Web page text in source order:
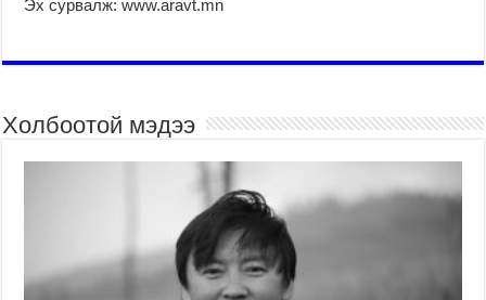
Эх сурвалж: www.aravt.mn
Холбоотой мэдээ